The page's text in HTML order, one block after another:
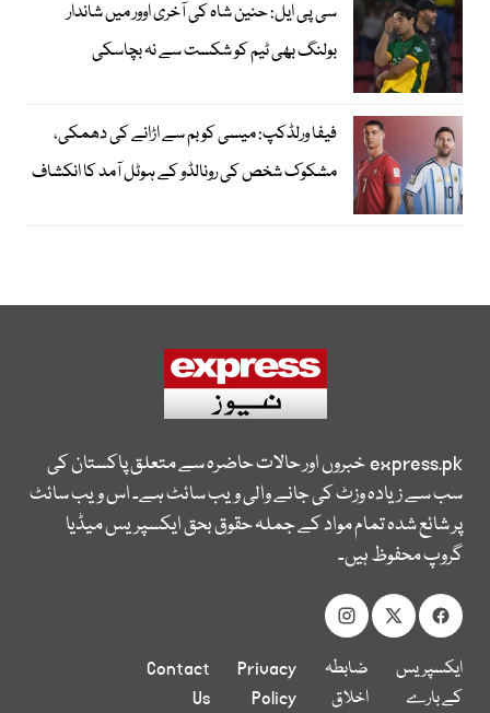
سی پی ایل: حنین شاہ کی آخری اوور میں شاندار
بولنگ بھی ٹیم کو شکست سے نہ بچاسکی
فیفا ورلڈکپ: میسی کو بم سے اڑانے کی دھمکی،
مشکوک شخص کی رونالڈو کے ہوٹل آمد کا انکشاف
express.pkخبروں اور حالات حاضرہ سے متعلق پاکستان کی
سب سے زیادہ وزٹ کی جانے والی ویب سائٹ ہے۔ اس ویب سائٹ
پر شائع شدہ تمام مواد کے جملہ حقوق بحق ایکسپریس میڈیا
گروپ محفوظ ہیں۔
ایکسپریس
کے بارے
ضابطہ
اخلاق
Privacy
Policy
Contact
Us